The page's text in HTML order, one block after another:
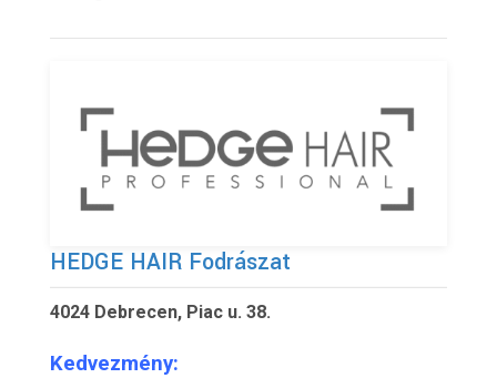
HEDGE HAIR Fodrászat
4024 Debrecen, Piac u. 38.
Kedvezmény: